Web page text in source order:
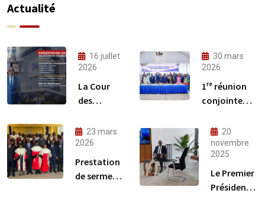
Actualité
16 juillet
2026
La Cour
des
Gabon 24
30 mars
2026
1ʳᵉ réunion
conjointe
Commissions
techniques
du CREFIAF
23 mars
2026
Prestation
de serment
20
novembre
2025
Le Premier
Président à